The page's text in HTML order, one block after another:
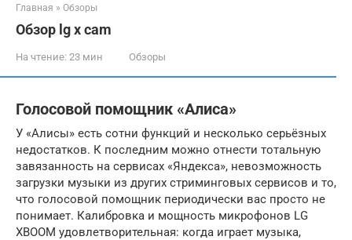
Главная » Обзоры
Обзор lg x cam
На чтение: 23 мин Обзоры
Голосовой помощник «Алиса»
У «Алисы» есть сотни функций и несколько серьёзных
недостатков. К последним можно отнести тотальную
завязанность на сервисах «Яндекса», невозможность
загрузки музыки из других стриминговых сервисов и то,
что голосовой помощник периодически вас просто не
понимает. Калибровка и мощность микрофонов LG
XBOOM удовлетворительная: когда играет музыка,